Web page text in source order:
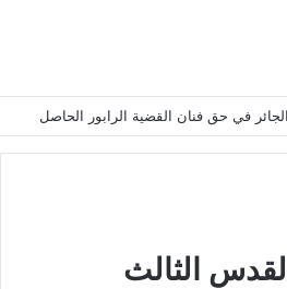
في حق فنان القضية الرابور الحاصل
الثالث